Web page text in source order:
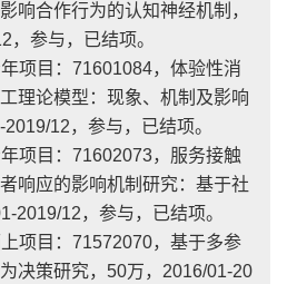
响合作行为的认知神经机制，
，参与，已结项。
项目：71601084，体验性消
理论模型：现象、机制及影响
12，参与，已结项。
项目：71602073，服务接触
响应的影响机制研究：基于社
2019/12，参与，已结项。
项目：71572070，基于多参
决策研究，50万，2016/01-20